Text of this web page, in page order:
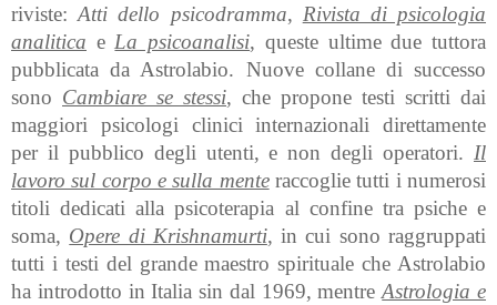
riviste:Atti dello psicodramma, Rivista di psicologia
analitica eLa psicoanalisi, queste ultime due tuttora
pubblicata da Astrolabio. Nuove collane di successo
sono Cambiare se stessi, che propone testi scritti dai
maggiori psicologi clinici internazionali direttamente
per il pubblico degli utenti, e non degli operatori. Il
lavoro sul corpo e sulla menteraccoglie tutti i numerosi
titoli dedicati alla psicoterapia al confine tra psiche e
soma, Opere di Krishnamurti, in cui sono raggruppati
tutti i testi del grande maestro spirituale che Astrolabio
ha introdotto in Italia sin dal 1969, mentreAstrologia e